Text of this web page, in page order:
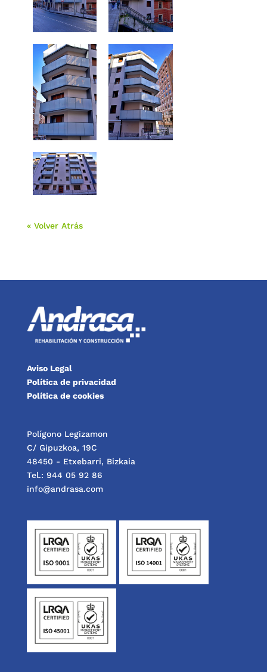
« Volver Atrás
Aviso Legal
Política de privacidad
Política de cookies
Polígono Legizamon
C/ Gipuzkoa, 19C
48450 - Etxebarri, Bizkaia
Tel.: 944 05 92 86
info@andrasa.com